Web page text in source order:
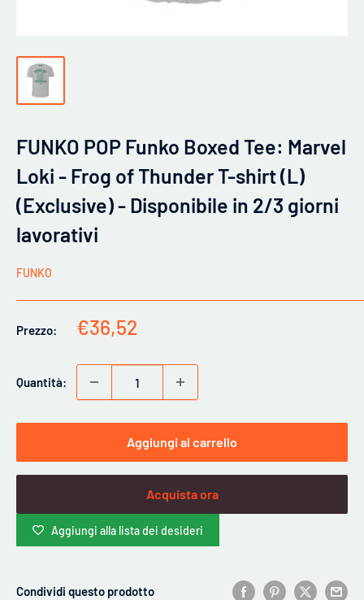
FUNKO POP Funko Boxed Tee: Marvel
Loki - Frog of Thunder T-shirt (L)
(Exclusive) - Disponibile in 2/3 giorni
lavorativi
FUNKO
Prezzo:
Prezzo
€36,52
Quantità:
Aggiungi al carrello
Acquista ora
Aggiungi alla lista dei desideri
Condividi questo prodotto